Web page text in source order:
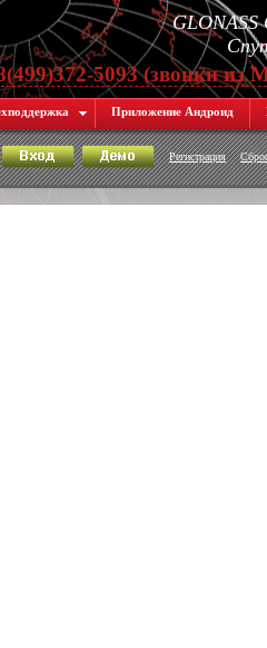
5093 (звонки из
Приложение Андроид
Регистрация